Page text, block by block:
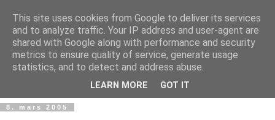
Teknologinyheter
8. mars 2005
This site uses cookies from Google to deliver its services
and to analyze traffic. Your IP address and user-agent are
shared with Google along with performance and security
metrics to ensure quality of service, generate usage
statistics, and to detect and address abuse.
LEARN MORE GOT IT